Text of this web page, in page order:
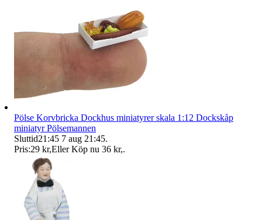
Pölse Korvbricka Dockhus miniatyrer skala 1:12 Dockskåp
miniatyr Pölsemannen
Sluttid21:45 7 aug 21:45.
Pris:29 kr,Eller Köp nu 36 kr,.